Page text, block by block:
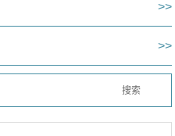
>>
>>